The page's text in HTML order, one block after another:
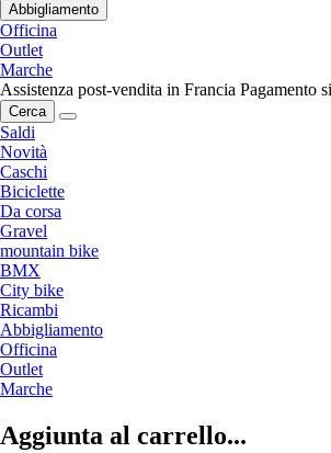
Abbigliamento
Officina
Outlet
Marche
Assistenza post-vendita in Francia Pagamento
Cerca
Saldi
Novità
Caschi
Biciclette
Da corsa
Gravel
mountain bike
BMX
City bike
Ricambi
Abbigliamento
Officina
Outlet
Marche
Aggiunta al carrello...